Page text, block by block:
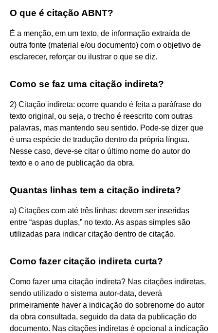
O que é citação ABNT?
É a menção, em um texto, de informação extraída de
outra fonte (material e/ou documento) com o objetivo de
esclarecer, reforçar ou ilustrar o que se diz.
Como se faz uma citação indireta?
2) Citação indireta: ocorre quando é feita a paráfrase do
texto original, ou seja, o trecho é reescrito com outras
palavras, mas mantendo seu sentido. Pode-se dizer que
é uma espécie de tradução dentro da própria língua.
Nesse caso, deve-se citar o último nome do autor do
texto e o ano de publicação da obra.
Quantas linhas tem a citação indireta?
a) Citações com até três linhas: devem ser inseridas
entre “aspas duplas,” no texto. As aspas simples são
utilizadas para indicar citação dentro de citação.
Como fazer citação indireta curta?
Como fazer uma citação indireta? Nas citações indiretas,
sendo utilizado o sistema autor-data, deverá
primeiramente haver a indicação do sobrenome do autor
da obra consultada, seguido da data da publicação do
documento. Nas citações indiretas é opcional a indicação